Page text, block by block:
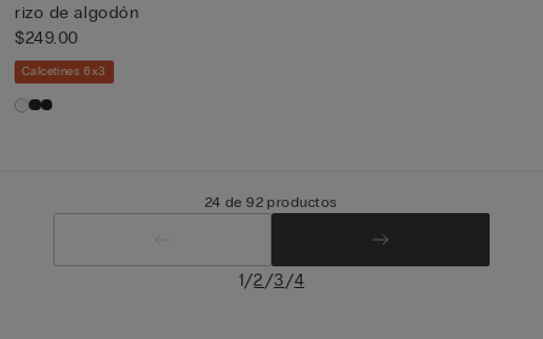
rizo de algodón
$249.00
Calcetines 6x3
24 de 92 productos
1/2/3/4